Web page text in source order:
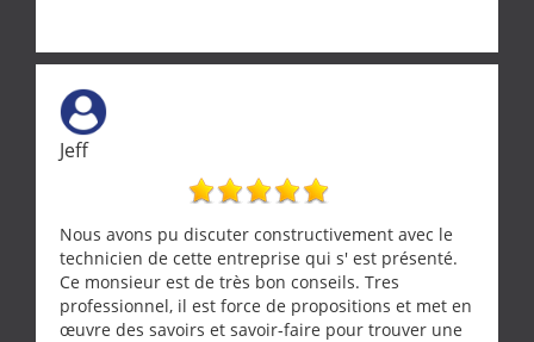
Jeff
Nous avons pu discuter constructivement avec le
technicien de cette entreprise qui s' est présenté.
Ce monsieur est de très bon conseils. Tres
professionnel, il est force de propositions et met en
œuvre des savoirs et savoir-faire pour trouver une